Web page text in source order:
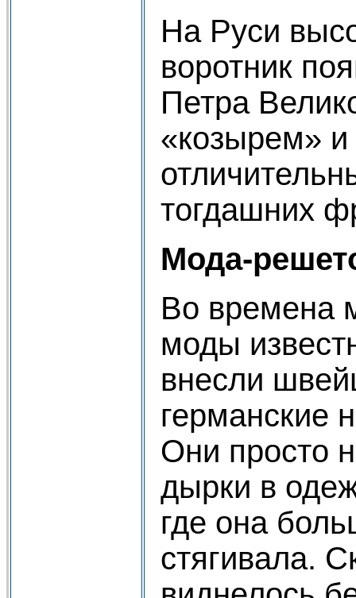
На Руси
воротник
Петра
«козырем»
тогдашних
Мода-
Во времена
моды
внесли
германские
Они просто
дырки в
где она
стягивала.